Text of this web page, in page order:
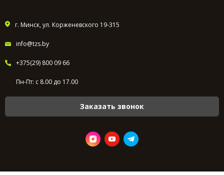
г. Минск, ул. Корженевского 19-315
info@tzs.by
+375(29) 800 09 66
Пн-Пт: с 8.00 до 17.00
Заказать звонок